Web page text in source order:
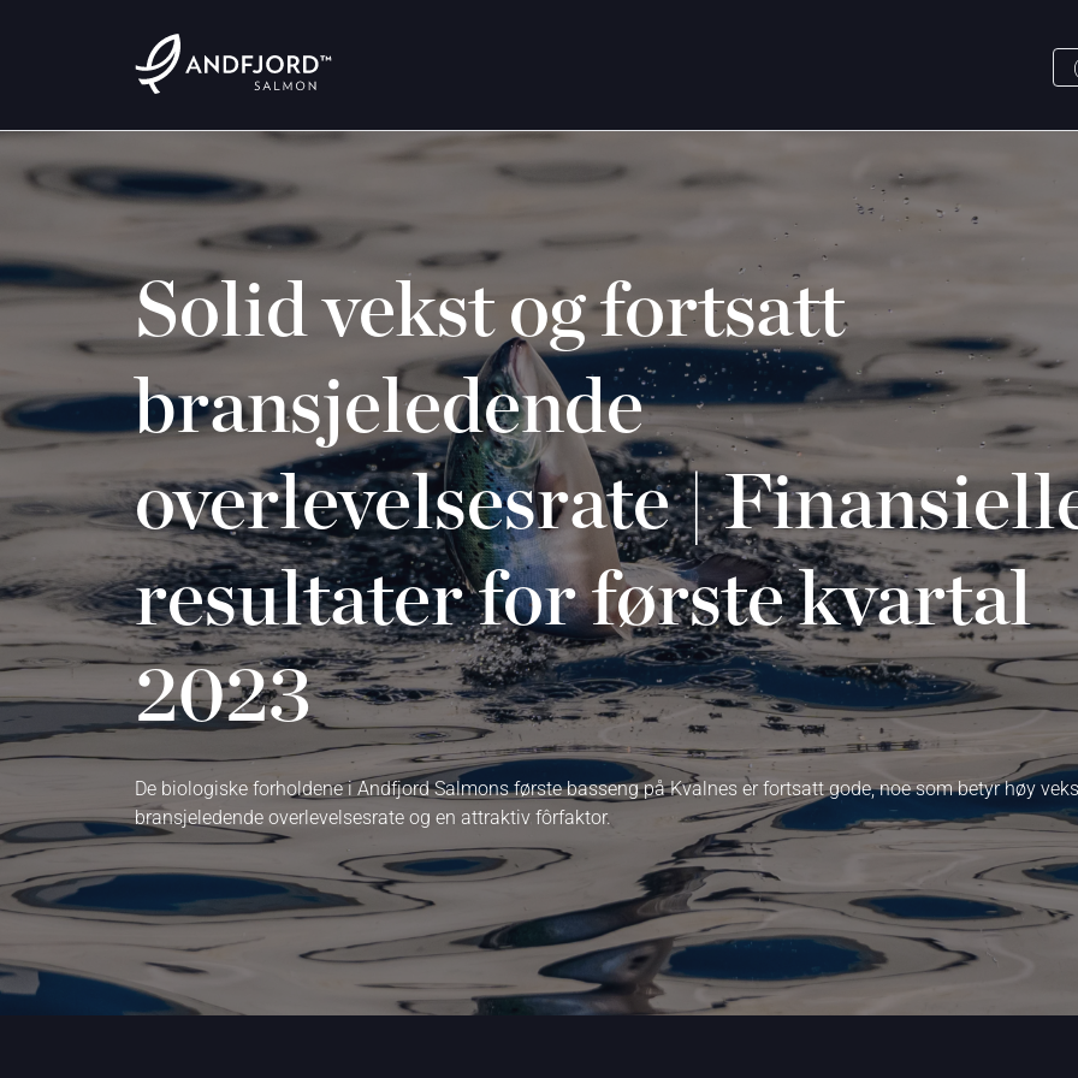
Solid vekst og fortsatt
bransjeledende
overlevelsesrate |
resultater for første kvartal
2023
De biologiske forholdene i Andfjord Salmons første basseng på Kvalnes er fortsatt gode, noe som betyr høy
bransjeledende overlevelsesrate og en attraktiv fôrfaktor.